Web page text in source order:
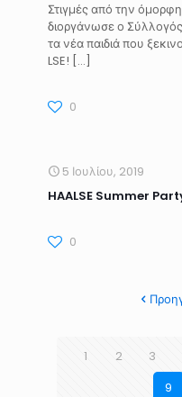
Στιγμές από την
διοργάνωσε ο
τα νέα παιδιά που
LSE! […]
0
5 Ιουλίου, 2019
HAALSE Summer
0
1 2 3
9